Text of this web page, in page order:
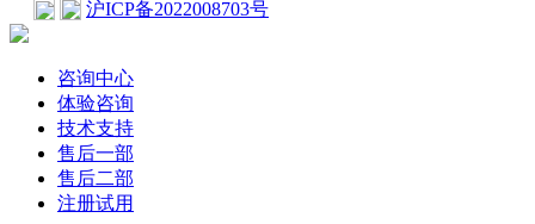
沪ICP备2022008703号
咨询中心
体验咨询
技术支持
售后一部
售后二部
注册试用